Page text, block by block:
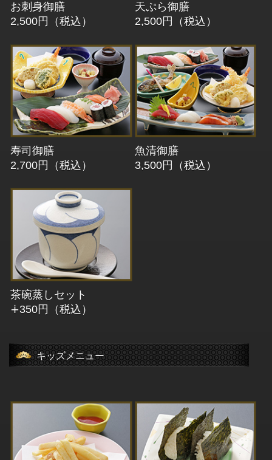
お刺身御膳
2,500円（税込）
天ぷら御膳
2,500円（税込）
寿司御膳
2,700円（税込）
魚清御膳
3,500円（税込）
茶碗蒸しセット
∔350円（税込）
キッズメニュー